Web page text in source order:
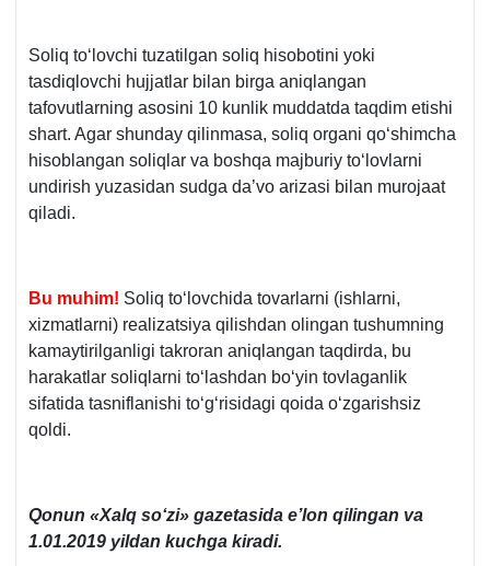
Soliq toʻlovchi tuzatilgan soliq hisobotini yoki
tasdiqlovchi hujjatlar bilan birga aniqlangan
tafovutlarning asosini 10 kunlik muddatda taqdim etishi
shart. Agar shunday qilinmasa, soliq organi qoʻshimcha
hisoblangan soliqlar va boshqa majburiy toʻlovlarni
undirish yuzasidan sudga da’vo arizasi bilan murojaat
qiladi.
Bu muhim! Soliq toʻlovchida tovarlarni (ishlarni,
хizmatlarni) realizatsiya qilishdan olingan tushumning
kamaytirilganligi takroran aniqlangan taqdirda, bu
harakatlar soliqlarni toʻlashdan boʻyin tovlaganlik
sifatida tasniflanishi toʻgʻrisidagi qoida oʻzgarishsiz
qoldi.
Qonun «Xalq soʻzi» gazetasida e’lon qilingan va
1.01.2019 yildan kuchga kiradi.